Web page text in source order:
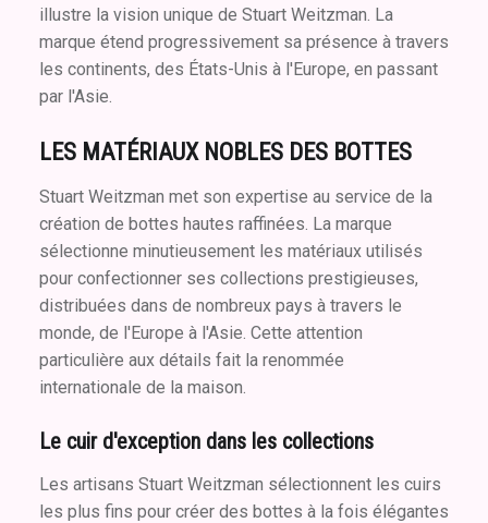
illustre la vision unique de Stuart Weitzman. La
marque étend progressivement sa présence à travers
les continents, des États-Unis à l'Europe, en passant
par l'Asie.
LES MATÉRIAUX NOBLES DES BOTTES
Stuart Weitzman met son expertise au service de la
création de bottes hautes raffinées. La marque
sélectionne minutieusement les matériaux utilisés
pour confectionner ses collections prestigieuses,
distribuées dans de nombreux pays à travers le
monde, de l'Europe à l'Asie. Cette attention
particulière aux détails fait la renommée
internationale de la maison.
Le cuir d'exception dans les collections
Les artisans Stuart Weitzman sélectionnent les cuirs
les plus fins pour créer des bottes à la fois élégantes